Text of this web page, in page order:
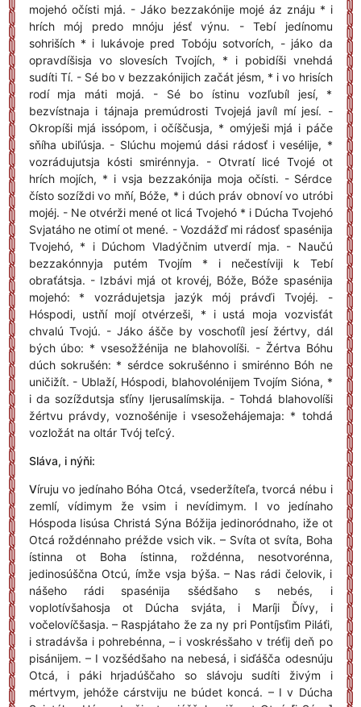
mojehó očísti mjá. - Jáko bezzakónije mojé áz znáju * i
hrích mój predo mnóju jésť výnu. - Tebí jedínomu
sohriších * i lukávoje pred Tobóju sotvorích, - jáko da
opravdíšisja vo slovesích Tvojích, * i pobidíši vnehdá
sudíti Tí. - Sé bo v bezzakónijich začát jésm, * i vo hrisích
rodí mja máti mojá. - Sé bo ístinu vozľubíl jesí, *
bezvístnaja i tájnaja premúdrosti Tvojejá javíl mí jesí. -
Okropíši mjá issópom, i očíščusja, * omýješi mjá i páče
sňíha ubiľúsja. - Slúchu mojemú dási rádosť i vesélije, *
vozrádujutsja kósti smirénnyja. - Otvratí licé Tvojé ot
hrích mojích, * i vsja bezzakónija moja očísti. - Sérdce
čísto sozíždi vo mňí, Bóže, * i dúch práv obnoví vo utróbi
mojéj. - Ne otvérži mené ot licá Tvojehó * i Dúcha Tvojehó
Svjatáho ne otimí ot mené. - Vozdážď mi rádosť spasénija
Tvojehó, * i Dúchom Vladýčnim utverdí mja. - Naučú
bezzakónnyja putém Tvojím * i nečestíviji k Tebí
obraťátsja. - Izbávi mjá ot krovéj, Bóže, Bóže spasénija
mojehó: * vozrádujetsja jazýk mój právďi Tvojéj. -
Hóspodi, ustňí mojí otvérzeši, * i ustá moja vozvisťát
chvalú Tvojú. - Jáko ášče by voschoťíl jesí žértvy, dál
bých úbo: * vsesožžénija ne blahovolíši. - Žértva Bóhu
dúch sokrušén: * sérdce sokrušénno i smirénno Bóh ne
uničižít. - Ublaží, Hóspodi, blahovolénijem Tvojím Sióna, *
i da sozíždutsja sťíny Ijerusalímskija. - Tohdá blahovolíši
žértvu právdy, voznošénije i vsesožehájemaja: * tohdá
vozložát na oltár Tvój teľcý.
Sláva, i nýňi:
Víruju vo jedínaho Bóha Otcá, vsederžíteľa, tvorcá nébu i
zemlí, vídimym že vsim i nevídimym. I vo jedínaho
Hóspoda Iisúsa Christá Sýna Bóžija jedinoródnaho, iže ot
Otcá roždénnaho préžde vsich vik. – Svíta ot svíta, Boha
ístinna ot Boha ístinna, roždénna, nesotvorénna,
jedinosúščna Otcú, ímže vsja býša. – Nas rádi čelovik, i
nášeho rádi spasénija sšédšaho s nebés, i
voplotívšahosja ot Dúcha svjáta, i Maríji Ďívy, i
vočelovíčšasja. – Raspjátaho že za ny pri Pontíjsťim Piláťi,
i stradávša i pohrebénna, – i voskrésšaho v tréťij deň po
pisánijem. – I vozšédšaho na nebesá, i siďášča odesnúju
Otcá, i páki hrjadúščaho so slávoju sudíti živým i
mértvym, jehóže cárstviju ne búdet koncá. – I v Dúcha